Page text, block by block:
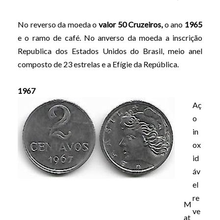
No reverso da moeda o valor 50 Cruzeiros,o ano 1965
e o ramo de café. No anverso da moeda a inscrição
Republica dos Estados Unidos do Brasil, meio anel
composto de 23 estrelas e a Efígie da República.
1967
M
at
Aç
o
in
ox
id
áv
el
re
ve